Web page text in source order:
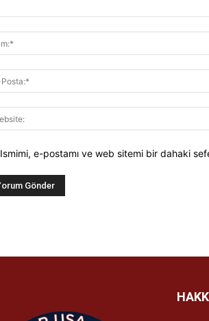
Ismimi, e-postamı ve web sitemi bir dahaki